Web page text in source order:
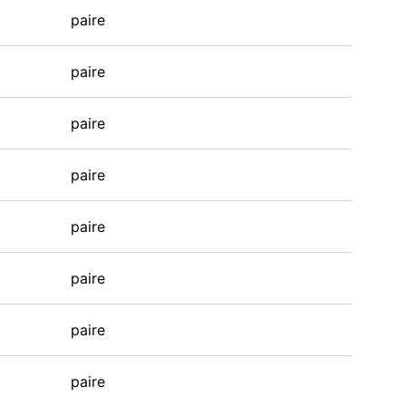
paire
paire
paire
paire
paire
paire
paire
paire